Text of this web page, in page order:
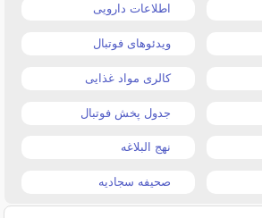
اطلاعات دارویی
ویدئوهای فوتبال
کالری مواد غذایی
جدول پخش فوتبال
نهج البلاغه
صحیفه سجادیه